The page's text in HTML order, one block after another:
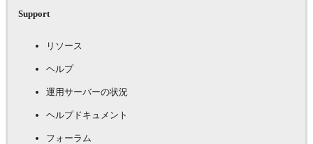
Support
リソース
ヘルプ
運用サーバーの状況
ヘルプドキュメント
フォーラム